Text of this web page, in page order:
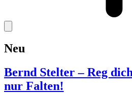
Neu
Bernd Stelter – Reg
nur Falten!